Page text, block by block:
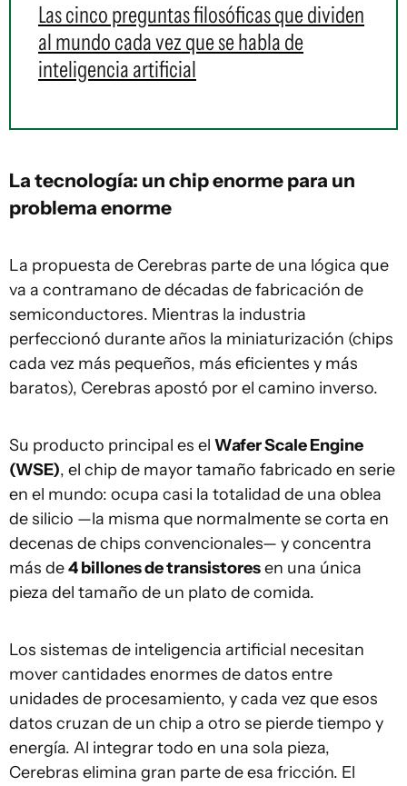
Las cinco preguntas filosóficas que dividen
al mundo cada vez que se habla de
inteligencia artificial
La tecnología: un chip enorme para un
problema enorme
La propuesta de Cerebras parte de una lógica que
va a contramano de décadas de fabricación de
semiconductores. Mientras la industria
perfeccionó durante años la miniaturización (chips
cada vez más pequeños, más eficientes y más
baratos), Cerebras apostó por el camino inverso.
Su producto principal es el Wafer Scale Engine
(WSE), el chip de mayor tamaño fabricado en serie
en el mundo: ocupa casi la totalidad de una oblea
de silicio —la misma que normalmente se corta en
decenas de chips convencionales— y concentra
más de4 billones de transistoresen una única
pieza del tamaño de un plato de comida.
Los sistemas de inteligencia artificial necesitan
mover cantidades enormes de datos entre
unidades de procesamiento, y cada vez que esos
datos cruzan de un chip a otro se pierde tiempo y
energía. Al integrar todo en una sola pieza,
Cerebras elimina gran parte de esa fricción. El